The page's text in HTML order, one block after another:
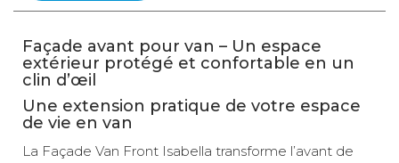
Façade avant pour van – Un espace
extérieur protégé et confortable en un
clin d’œil
Une extension pratique de votre espace
de vie en van
La Façade Van Front Isabella transforme l’avant de